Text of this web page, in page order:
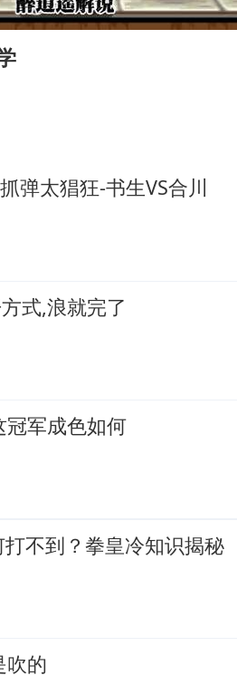
平洋海底开采稀土
大梁
弹太猖狂-书生VS合川
式,浪就完了
冠军成色如何
不到？拳皇冷知识揭秘
吹的